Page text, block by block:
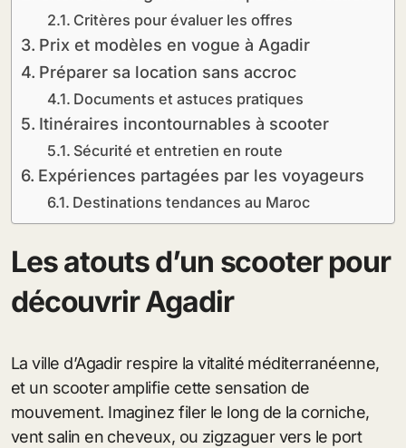
Critères pour évaluer les offres
Prix et modèles en vogue à Agadir
Préparer sa location sans accroc
Documents et astuces pratiques
Itinéraires incontournables à scooter
Sécurité et entretien en route
Expériences partagées par les voyageurs
Destinations tendances au Maroc
Les atouts d’un scooter pour
découvrir Agadir
La ville d’Agadir respire la vitalité méditerranéenne,
et un scooter amplifie cette sensation de
mouvement. Imaginez filer le long de la corniche,
vent salin en cheveux, ou zigzaguer vers le port